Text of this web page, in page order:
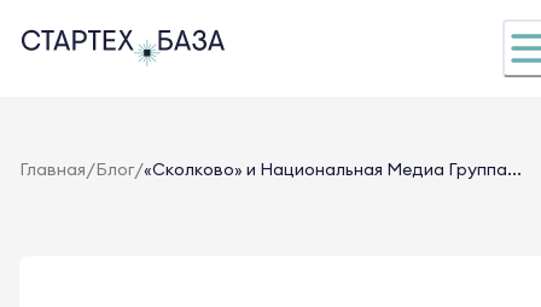
Главная/Блог/«Сколково» и Национальная Медиа Группа...